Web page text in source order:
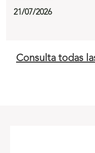
21/07/2026
Consulta todas